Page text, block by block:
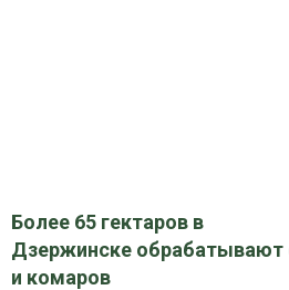
Более 65 гектаров в
Дзержинске обрабатывают
и комаров